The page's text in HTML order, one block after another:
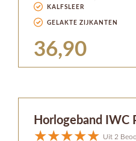
KALFSLEER
GELAKTE ZIJKANTEN
36,90
Horlogeband IWC
Uit 2